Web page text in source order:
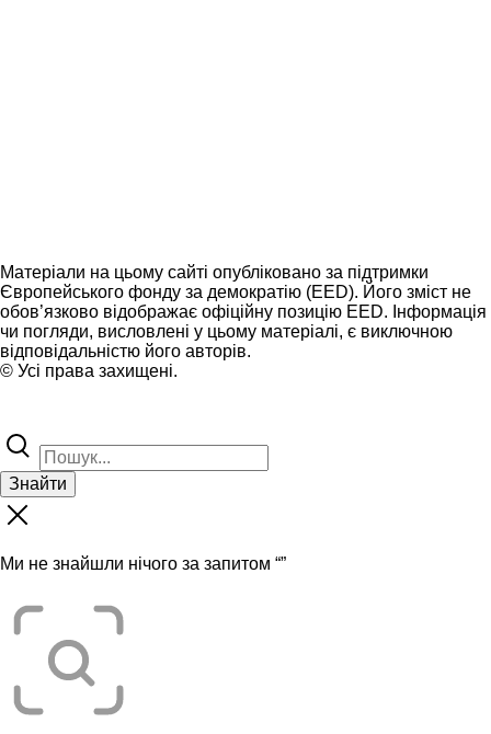
Матеріали на цьому сайті опубліковано за підтримки
Європейського фонду за демократію (EED). Його зміст не
обов’язково відображає офіційну позицію EED. Інформація
чи погляди, висловлені у цьому матеріалі, є виключною
відповідальністю його авторів.
© Усі права захищені.
Знайти
Ми не знайшли нічого за запитом “”